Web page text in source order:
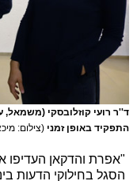
ד''ר רועי קוזלובסקי (משמאל,
התפקיד באופן זמני (צילום:
"אפרת והדקאן
הסגל בחילוקי הדעות